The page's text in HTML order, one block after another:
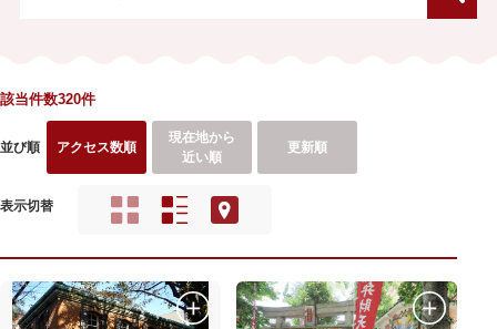
該当件数320件
並び順 アクセス数順
現在地から
近い順
更新順
表示切替